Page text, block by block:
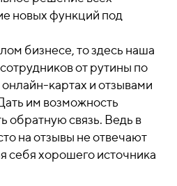
новых функций под
бизнесе, то здесь наша
от рутины по
картах и отзывами
им возможность
обратную связь. Ведь в
на отзывы не отвечают
себя хорошего источника